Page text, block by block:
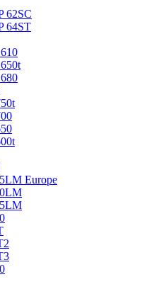
62SC
64ST
Europe